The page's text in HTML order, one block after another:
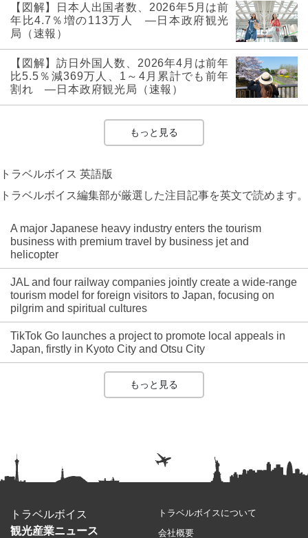
【図解】日本人出国者数、2026年5月は前
年比4.7％増の113万人 ―日本政府観光
局（速報）
【図解】訪日外国人数、2026年4月は前年
比5.5％減369万人、1～4月累計でも前年
割れ ―日本政府観光局（速報）
もっと見る
トラベルボイス 英語版
トラベルボイス編集部が厳選した注目記事を英文で読めます。
A major Japanese heavy industry enters the tourism
business with premium travel by business jet and
helicopter
JAL and four railway companies jointly create a wide-range
tourism model for foreign visitors to Japan, focusing on
pilgrim and spiritual cultures
TikTok Go launches a project to promote local appeals in
Japan, firstly in Kyoto City and Otsu City
もっと見る
トラベルボイス
観光産業ニュース
トラベルボイスについて
会社概要